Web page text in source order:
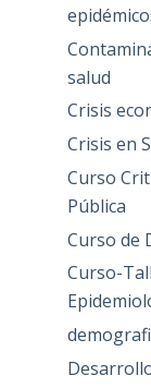
salud
Crisis
Crisis en
Curso
Pública
Curso de
Curso-